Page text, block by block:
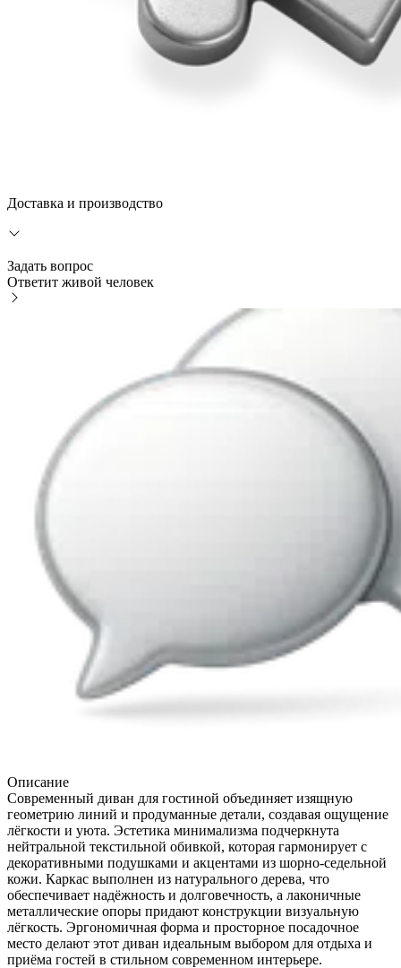
Доставка и производство
Задать вопрос
Ответит живой человек
Описание
Современный диван для гостиной объединяет изящную
геометрию линий и продуманные детали, создавая ощущение
лёгкости и уюта. Эстетика минимализма подчеркнута
нейтральной текстильной обивкой, которая гармонирует с
декоративными подушками и акцентами из шорно-седельной
кожи. Каркас выполнен из натурального дерева, что
обеспечивает надёжность и долговечность, а лаконичные
металлические опоры придают конструкции визуальную
лёгкость. Эргономичная форма и просторное посадочное
место делают этот диван идеальным выбором для отдыха и
приёма гостей в стильном современном интерьере.